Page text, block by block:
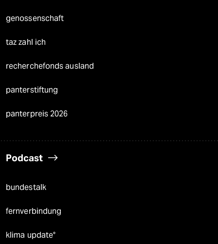
genossenschaft
taz zahl ich
recherchefonds ausland
panterstiftung
panterpreis 2026
Podcast
bundestalk
fernverbindung
klima update°